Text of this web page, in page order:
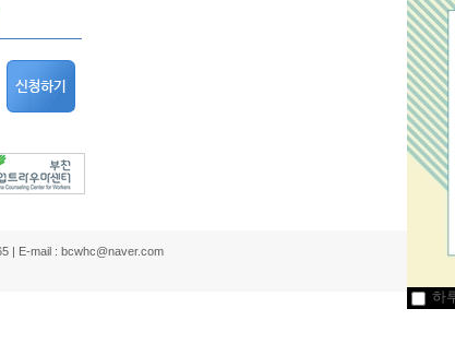
하
| E-mail : bcwhc@naver.com